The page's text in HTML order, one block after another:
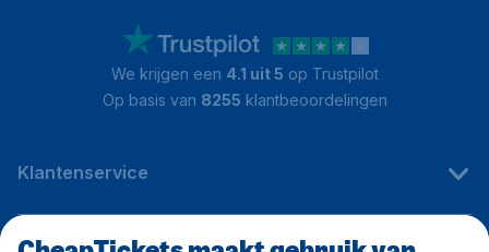
We krijgen een 4.1 uit 5 op Trustpilot
Op basis van 8255 klantbeoordelingen
Klantenservice